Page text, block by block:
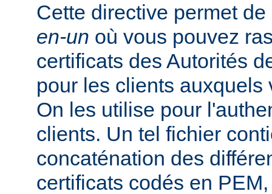
Cette directive permet
en-un où vous pouvez
certificats des Autorités
pour les clients auxquels
On les utilise pour
clients. Un tel fichier
concaténation des
certificats codés en